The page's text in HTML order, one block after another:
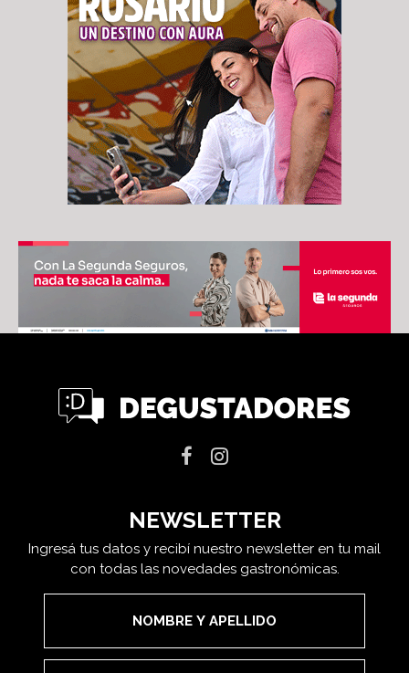
NEWSLETTER
Ingresá tus datos y recibí nuestro newsletter en tu mail
con todas las novedades gastronómicas.